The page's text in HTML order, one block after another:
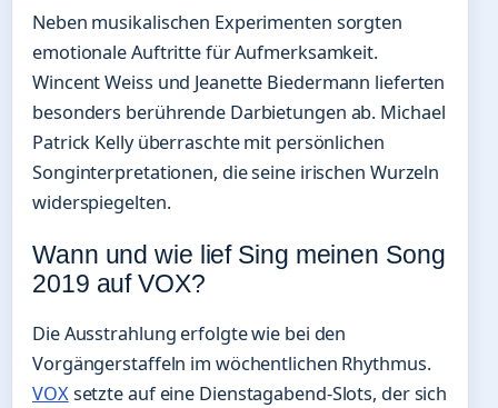
Neben musikalischen Experimenten sorgten
emotionale Auftritte für Aufmerksamkeit.
Wincent Weiss und Jeanette Biedermann lieferten
besonders berührende Darbietungen ab. Michael
Patrick Kelly überraschte mit persönlichen
Songinterpretationen, die seine irischen Wurzeln
widerspiegelten.
Wann und wie lief Sing meinen Song
2019 auf VOX?
Die Ausstrahlung erfolgte wie bei den
Vorgängerstaffeln im wöchentlichen Rhythmus.
VOXsetzte auf eine Dienstagabend-Slots, der sich